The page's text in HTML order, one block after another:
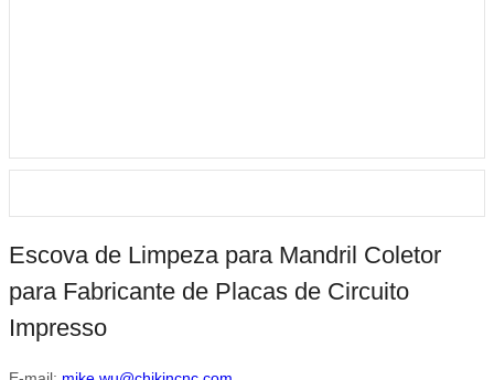
Escova de Limpeza para Mandril Coletor
para Fabricante de Placas de Circuito
Impresso